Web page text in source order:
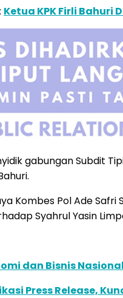
Ketua KPK Firli Bahuri
gabungan Subdit
Kombes Pol Ade
Syahrul Yasin
dan Bisnis
Press Release,